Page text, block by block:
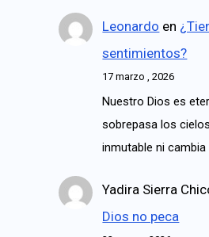
Leonardo en
sentimientos?
17 marzo , 2026
Nuestro Dios es
sobrepasa los
inmutable ni cambia
Yadira Sierra
Dios no peca